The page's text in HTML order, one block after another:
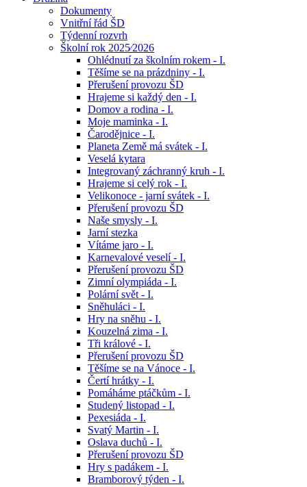
Dokumenty
Vnitřní řád ŠD
Týdenní rozvrh
Školní rok 2025⁄2026
Ohlédnutí za školním rokem - I.
Těšíme se na prázdniny - I.
Přerušení provozu ŠD
Hrajeme si každý den - I.
Domov a rodina - I.
Moje maminka - I.
Čarodějnice - I.
Planeta Země má svátek - I.
Veselá kytara
Integrovaný záchranný kruh - I.
Hrajeme si celý rok - I.
Velikonoce - jarní svátek - I.
Přerušení provozu ŠD
Naše smysly - I.
Jarní stezka
Vítáme jaro - I.
Karnevalové veselí - I.
Přerušení provozu ŠD
Zimní olympiáda - I.
Polární svět - I.
Sněhuláci - I.
Hry na sněhu - I.
Kouzelná zima - I.
Tři králové - I.
Přerušení provozu ŠD
Těšíme se na Vánoce - I.
Čertí hrátky - I.
Pomáháme ptáčkům - I.
Studený listopad - I.
Pexesiáda - I.
Svatý Martin - I.
Oslava duchů - I.
Přerušení provozu ŠD
Hry s padákem - I.
Bramborový týden - I.